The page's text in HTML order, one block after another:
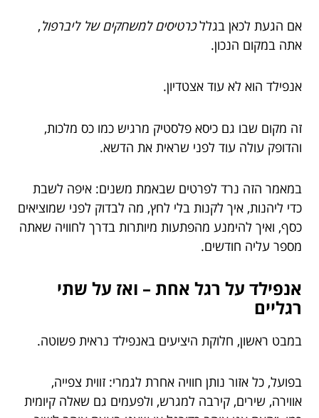
אם הגעת לכאן בגללכרטיסים למשחקים של ליברפול,
אתה במקום הנכון.
אנפילד הוא לא עוד אצטדיון.
זה מקום שבו גם כיסא פלסטיק מרגיש כמו כס מלכות,
והדופק עולה עוד לפני שראית את הדשא.
במאמר הזה נרד לפרטים שבאמת משנים: איפה לשבת
כדי ליהנות, איך לקנות בלי לחץ, מה לבדוק לפני שמוציאים
כסף, ואיך להימנע מהפתעות מיותרות בדרך לחוויה שאתה
מספר עליה חודשים.
אנפילד על רגל אחת – ואז על שתי
רגליים
במבט ראשון, חלוקת היציעים באנפילד נראית פשוטה.
בפועל, כל אזור נותן חוויה אחרת לגמרי: זווית צפייה,
אווירה, שירים, קירבה למגרש, ולפעמים גם שאלה קיומית